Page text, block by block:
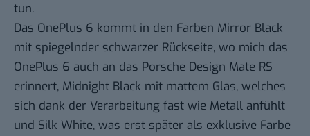
tun.
Das OnePlus 6 kommt in den Farben Mirror Black
mit spiegelnder schwarzer Rückseite, wo mich das
OnePlus 6 auch an das Porsche Design Mate RS
erinnert, Midnight Black mit mattem Glas, welches
sich dank der Verarbeitung fast wie Metall anfühlt
und Silk White, was erst später als exklusive Farbe